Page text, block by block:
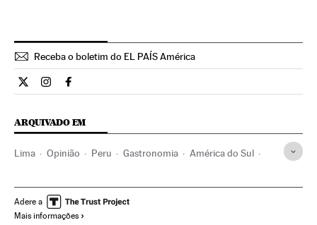
Receba o boletim do EL PAÍS América
Cultura El País Brasil en Twitter
Cultura El País Brasil en Instagram
Cultura El País Brasil en Facebook
ARQUIVADO EM
Lima Opinião Peru Gastronomia América do Sul
Adere a
Mais informações